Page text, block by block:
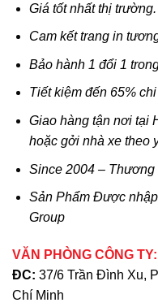
Giá tốt nhất thị trường.
Cam kết trang in
Bảo hành 1 đổi 1
Tiết kiệm đến 65%
Giao hàng tận nơi tại
hoặc gởi nhà xe theo
Since 2004 –
Sản Phẩm Được
Group
VĂN PHÒNG CÔNG TY:
ĐC: 37/6 Trần Đình Xu,
Chí Minh